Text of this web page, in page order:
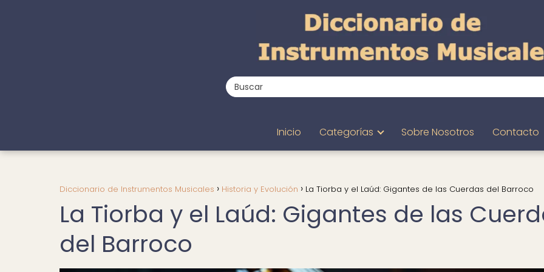
Inicio Categorías Sobre Nosotros Contacto
Diccionario de Instrumentos Musicales Historia y Evolución La Tiorba y el Laúd: Gigantes de las Cuerdas del Barroco
La Tiorba y el Laúd: Gigantes de las
del Barroco